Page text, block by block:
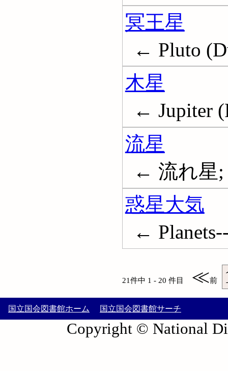
冥王星
← Pluto
木星
← Jupiter
流星
← 流れ星;
惑星大気
←
21件中 1 - 20 件目 ≪前
国立国会図書館ホーム 国立国会図書館サーチ
Copyright © National